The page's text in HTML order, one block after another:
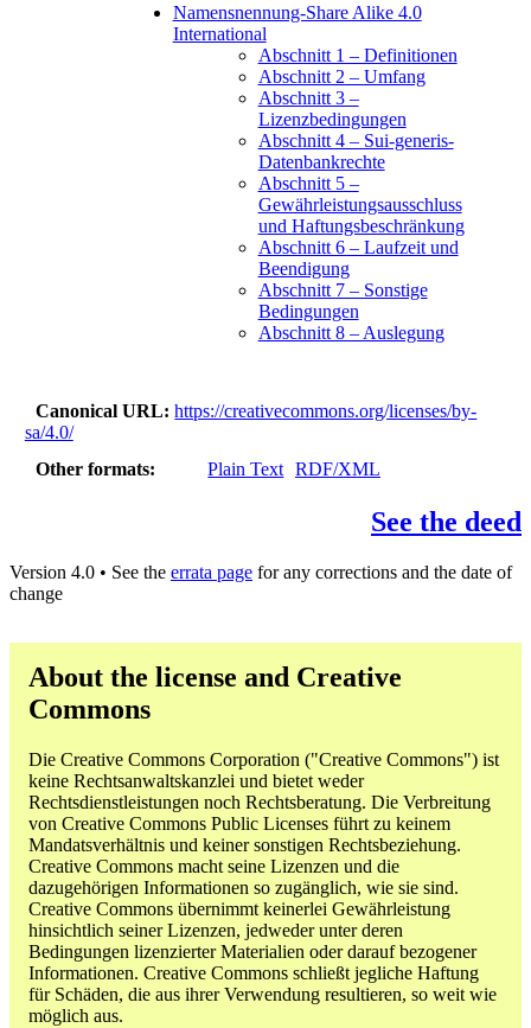
Namensnennung-Share Alike 4.0
International
Abschnitt 1 – Definitionen
Abschnitt 2 – Umfang
Abschnitt 3 –
Lizenzbedingungen
Abschnitt 4 – Sui-generis-
Datenbankrechte
Abschnitt 5 –
Gewährleistungsausschluss
und Haftungsbeschränkung
Abschnitt 6 – Laufzeit und
Beendigung
Abschnitt 7 – Sonstige
Bedingungen
Abschnitt 8 – Auslegung
Canonical URL
https://creativecommons.org/licenses/by-
sa/4.0/
Other formats
Plain Text RDF/XML
See the deed
Version 4.0 • See the errata page for any corrections and the date of
change
About the license and Creative
Commons
Die Creative Commons Corporation ("Creative Commons") ist
keine Rechtsanwaltskanzlei und bietet weder
Rechtsdienstleistungen noch Rechtsberatung. Die Verbreitung
von Creative Commons Public Licenses führt zu keinem
Mandatsverhältnis und keiner sonstigen Rechtsbeziehung.
Creative Commons macht seine Lizenzen und die
dazugehörigen Informationen so zugänglich, wie sie sind.
Creative Commons übernimmt keinerlei Gewährleistung
hinsichtlich seiner Lizenzen, jedweder unter deren
Bedingungen lizenzierter Materialien oder darauf bezogener
Informationen. Creative Commons schließt jegliche Haftung
für Schäden, die aus ihrer Verwendung resultieren, so weit wie
möglich aus.